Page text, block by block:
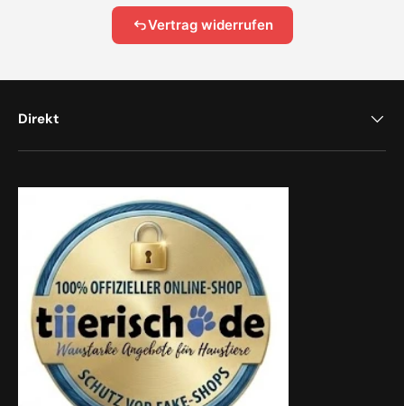
Vertrag widerrufen
Direkt